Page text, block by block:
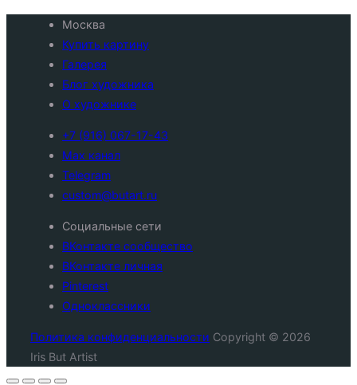
Москва
Купить картину
Галерея
Блог художника
О художнике
+7 (916) 067-17-43
Max канал
Telegram
custom@butart.ru
Социальные сети
ВКонтакте сообщество
ВКонтакте личная
Pinterest
Одноклассники
Политика конфиденциальности Copyright © 2026
Iris But Artist